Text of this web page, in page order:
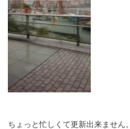
ちょっと忙しくて更新出来ません。